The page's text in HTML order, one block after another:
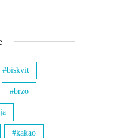
biskvit
brzo
kakao